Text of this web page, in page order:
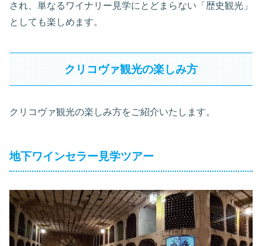
され、単なるワイナリー見学にとどまらない「歴史観光」
としても楽しめます。
クリコヴァ観光の楽しみ方
クリコヴァ観光の楽しみ方をご紹介いたします。
地下ワインセラー見学ツアー